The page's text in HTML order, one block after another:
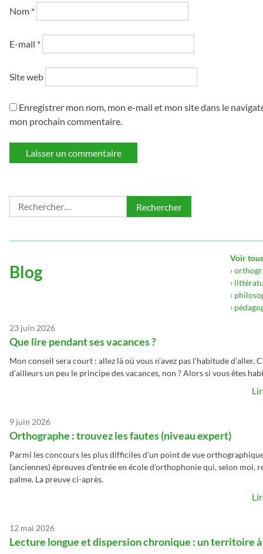
Nom *
E-mail *
Site web
Enregistrer mon nom, mon e-mail et mon site dans le
mon prochain commentaire.
Rechercher :
Blog
Voir
›
›
›
›
23 juin 2026
Que lire pendant ses vacances ?
Mon conseil sera court : allez là où vous n’avez pas l’habitude d’aller.
d’ailleurs un peu le principe des vacances, non ? Alors si vous êtes
9 juin 2026
Orthographe : trouvez les fautes (niveau expert)
Parmi les concours les plus difficiles d'un point de vue
(anciennes) épreuves d'entrée en école d'orthophonie qui, selon moi,
palme. La preuve ci-après.
12 mai 2026
Lecture longue et dispersion chronique : un territoire à